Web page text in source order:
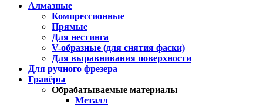
Алмазные
Компрессионные
Прямые
Для нестинга
V-образные (для снятия фаски)
Для выравнивания поверхности
Для ручного фрезера
Гравёры
Обрабатываемые материалы
Металл